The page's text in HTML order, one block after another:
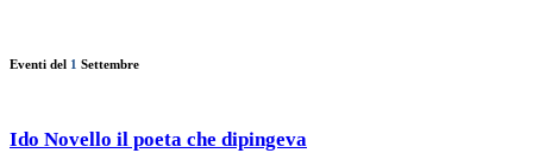
Eventi del 1 Settembre
Ido Novello il poeta che dipingeva